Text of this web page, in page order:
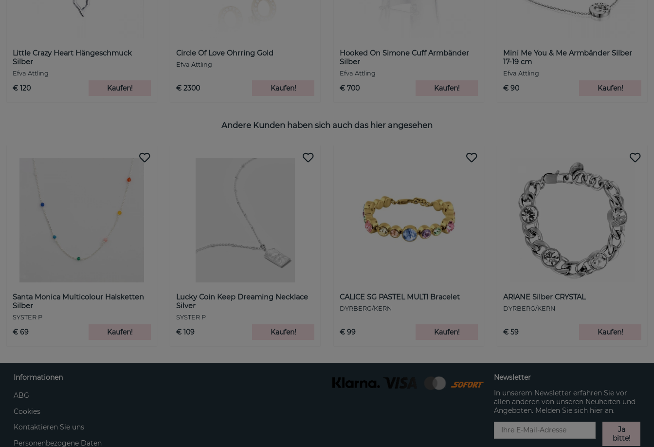
Little Crazy Heart Hängeschmuck
Silber
Efva Attling
€ 120 Kaufen!
Circle Of Love Ohrring Gold
Efva Attling
€ 2300 Kaufen!
Hooked On Simone Cuff Armbänder
Silber
Efva Attling
€ 700 Kaufen!
Mini Me You & Me Armbänder Silber
17-19 cm
Efva Attling
€ 90 Kaufen!
Andere Kunden haben sich auch das hier angesehen
Santa Monica Multicolour Halsketten
Silber
SYSTER P
€ 69 Kaufen!
Lucky Coin Keep Dreaming Necklace
Silver
SYSTER P
€ 109 Kaufen!
CALICE SG PASTEL MULTI Bracelet
DYRBERG/KERN
€ 99 Kaufen!
ARIANE Silber CRYSTAL
DYRBERG/KERN
€ 59 Kaufen!
Informationen
ABG
Cookies
Kontaktieren Sie uns
Personenbezogene Daten
Newsletter
In unserem Newsletter erfahren Sie vor
allen anderen von unseren Neuheiten und
Angeboten. Melden Sie sich hier an.
Ja
bitte!